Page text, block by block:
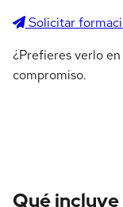
Solicitar
¿Prefieres verlo
compromiso.
Qué